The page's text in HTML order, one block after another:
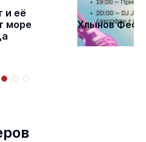
и её
море
Статьи
Хлынов Фест